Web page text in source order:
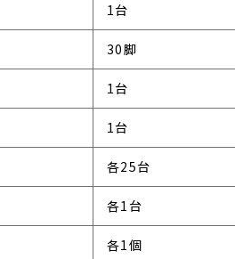
1台
30脚
1台
1台
各25台
各1台
各1個